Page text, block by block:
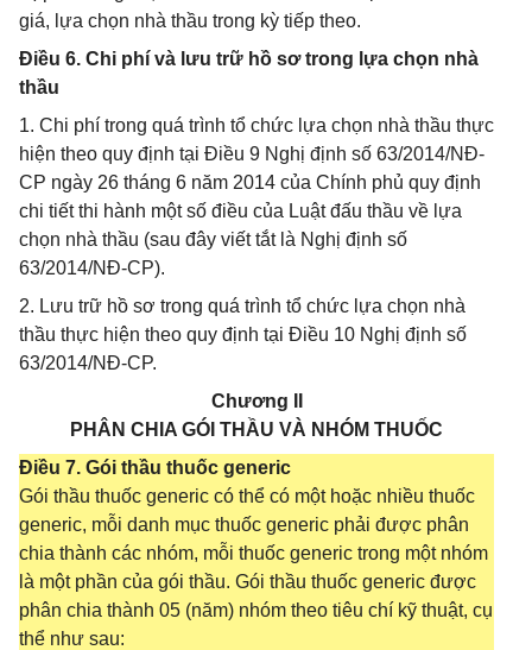
giá, lựa chọn nhà thầu trong kỳ tiếp theo.
Điều 6. Chi phí và lưu trữ hồ sơ trong lựa chọn nhà
thầu
1. Chi phí trong quá trình tổ chức lựa chọn nhà thầu thực
hiện theo quy định tại Điều 9 Nghị định số 63/2014/NĐ-
CP ngày 26 tháng 6 năm 2014 của Chính phủ quy định
chi tiết thi hành một số điều của Luật đấu thầu về lựa
chọn nhà thầu (sau đây viết tắt là Nghị định số
63/2014/NĐ-CP).
2. Lưu trữ hồ sơ trong quá trình tổ chức lựa chọn nhà
thầu thực hiện theo quy định tại Điều 10 Nghị định số
63/2014/NĐ-CP.
Chương II
PHÂN CHIA GÓI THẦU VÀ NHÓM THUỐC
Điều 7. Gói thầu thuốc generic
Gói thầu thuốc generic có thể có một hoặc nhiều thuốc
generic, mỗi danh mục thuốc generic phải được phân
chia thành các nhóm, mỗi thuốc generic trong một nhóm
là một phần của gói thầu. Gói thầu thuốc generic được
phân chia thành 05 (năm) nhóm theo tiêu chí kỹ thuật, cụ
thể như sau: